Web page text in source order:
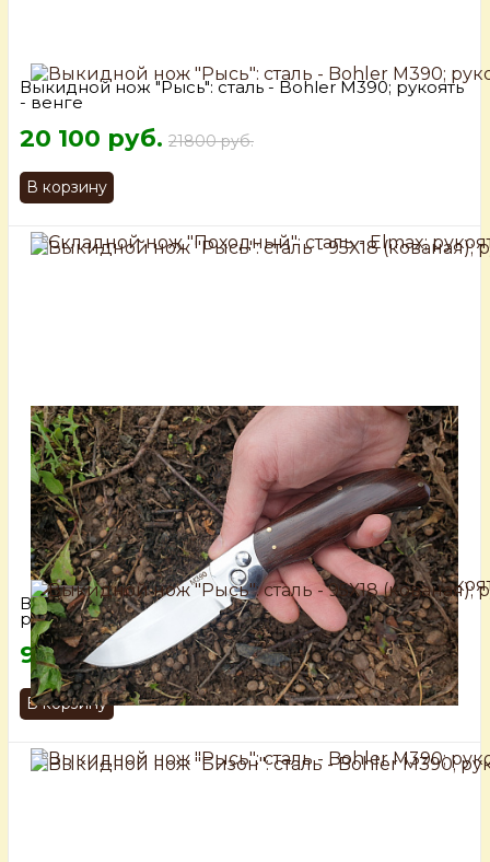
Выкидной нож "Рысь": сталь - Bohler М390; рукоять
- венге
20 100 руб. 21800 руб.
В корзину
Выкидной нож "Рысь": сталь - 95Х18 (кованая);
рукоять - венге
9 100 руб.
В корзину